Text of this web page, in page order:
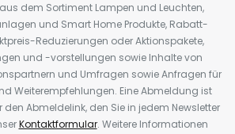
dem Sortiment Lampen und Leuchten,
und Smart Home Produkte, Rabatt-
Reduzierungen oder Aktionspakete,
und -vorstellungen sowie Inhalte von
und Umfragen sowie Anfragen für
Weiterempfehlungen. Eine Abmeldung ist
Abmeldelink, den Sie in jedem Newsletter
Kontaktformular. Weitere Informationen